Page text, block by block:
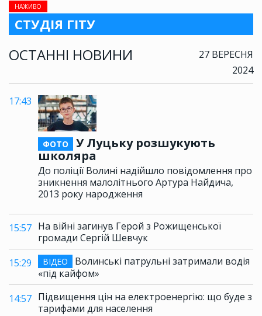
НАЖИВО
СТУДІЯ ГІТУ
ОСТАННІ НОВИНИ
27 ВЕРЕСНЯ
2024
17:43
ФОТО
У Луцьку розшукують
школяра
До поліції Волині надійшло повідомлення про
зникнення малолітнього Артура Найдича,
2013 року народження
15:57 На війні загинув Герой з Рожищенської
громади Сергій Шевчук
15:29
ВІДЕО
Волинські патрульні затримали водія
«під кайфом»
14:57 Підвищення цін на електроенергію: що буде з
тарифами для населення